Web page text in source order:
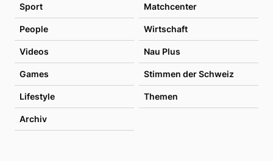
Sport Matchcenter
People Wirtschaft
Videos Nau Plus
Games Stimmen der Schweiz
Lifestyle Themen
Archiv